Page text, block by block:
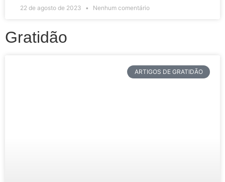
22 de agosto de 2023 Nenhum comentário
Gratidão
ARTIGOS DE GRATIDÃO